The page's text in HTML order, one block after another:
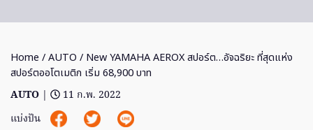
Home /AUTO / New YAMAHA AEROX สปอร์ต…อัจฉริยะ ที่สุดแห่ง
สปอร์ตออโตเมติก เริ่ม 68,900 บาท
AUTO |
11 ก.พ. 2022
แบ่งปัน